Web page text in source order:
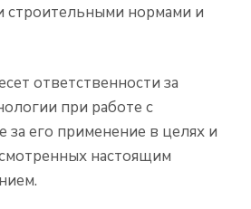
нормами и
ответственности за
при работе с
за его применение в целях и
настоящим